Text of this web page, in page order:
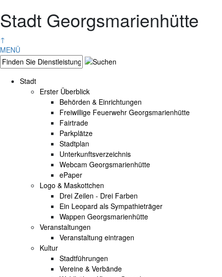
Stadt Georgsmarienhütte
↑
MENÜ
Stadt
Erster Überblick
Behörden & Einrichtungen
Freiwillige Feuerwehr Georgsmarienhütte
Fairtrade
Parkplätze
Stadtplan
Unterkunftsverzeichnis
Webcam Georgsmarienhütte
ePaper
Logo & Maskottchen
Drei Zeilen - Drei Farben
Ein Leopard als Sympathieträger
Wappen Georgsmarienhütte
Veranstaltungen
Veranstaltung eintragen
Kultur
Stadtführungen
Vereine & Verbände